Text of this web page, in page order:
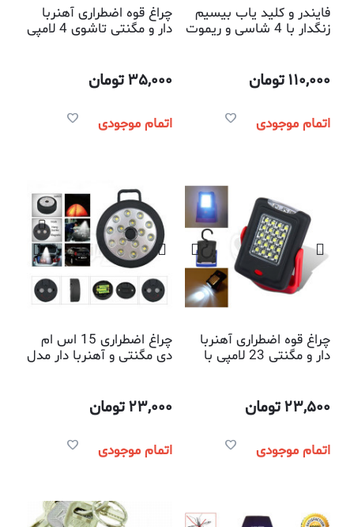
فایندر و کلید یاب بیسیم
زنگدار با 4 شاسی و ریموت
110,000تومان
اتمام موجودی
چراغ قوه اضطراری آهنربا
دار و مگنتی تاشوی 4 لامپی
35,000تومان
اتمام موجودی
چراغ قوه اضطراری آهنربا
دار و مگنتی 23 لامپی با
23,500تومان
اتمام موجودی
چراغ اضطراری 15 اس ام
دی مگنتی و آهنربا دار مدل
23,000تومان
اتمام موجودی